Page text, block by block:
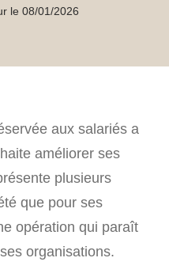
le 08/01/2026
aux salariés a
améliorer ses
plusieurs
que pour ses
opération qui paraît
organisations.